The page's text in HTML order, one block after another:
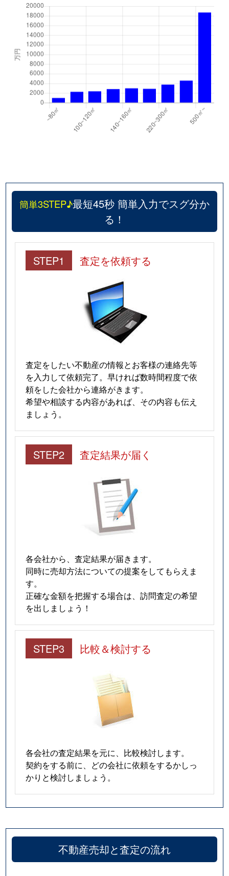
簡単3STEP♪最短45秒 簡単入力でスグ分か
る！
STEP1 査定を依頼する
査定をしたい不動産の情報とお客様の連絡先等
を入力して依頼完了。早ければ数時間程度で依
頼をした会社から連絡がきます。
希望や相談する内容があれば、その内容も伝え
ましょう。
STEP2 査定結果が届く
各会社から、査定結果が届きます。
同時に売却方法についての提案をしてもらえま
す。
正確な金額を把握する場合は、訪問査定の希望
を出しましょう！
STEP3 比較＆検討する
各会社の査定結果を元に、比較検討します。
契約をする前に、どの会社に依頼をするかしっ
かりと検討しましょう。
不動産売却と査定の流れ